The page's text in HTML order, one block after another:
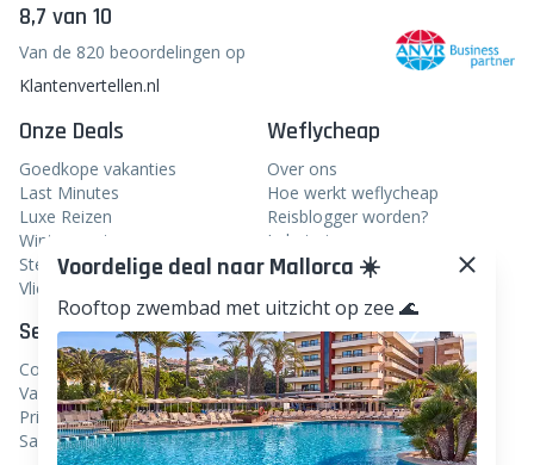
8,7 van 10
Van de 820 beoordelingen op
Klantenvertellen.nl
Onze Deals
Goedkope vakanties
Last Minutes
Luxe Reizen
Wintersport
Stedentrips
Vliegtickets
Weflycheap
Over ons
Hoe werkt weflycheap
Reisblogger worden?
In het nieuws
Veelgestelde vragen
Service
Contact
Vacatures
Privacy
Samenwerken
Volg ons
Facebook
Instagram
Linkedin
Voordelige deal naar Mallorca ☀️
Rooftop zwembad met uitzicht op zee 🌊